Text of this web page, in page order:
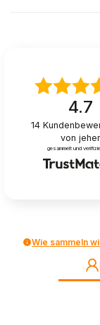
4.7
14
von jeher
gesammelt und
Wie sammeln